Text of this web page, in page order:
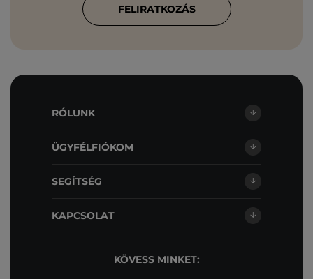
FELIRATKOZÁS
RÓLUNK
ÜGYFÉLFIÓKOM
SEGÍTSÉG
KAPCSOLAT
KÖVESS MINKET: